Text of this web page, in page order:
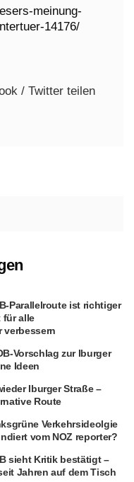
meinung-
14176/
/ Twitter teilen
Parallelroute ist richtiger
für alle
verbessern
Vorschlag zur Iburger
Ideen
Iburger Straße –
Route
Verkehrsideolgie
vom NOZ reporter?
sieht Kritik bestätigt –
Jahren auf dem Tisch